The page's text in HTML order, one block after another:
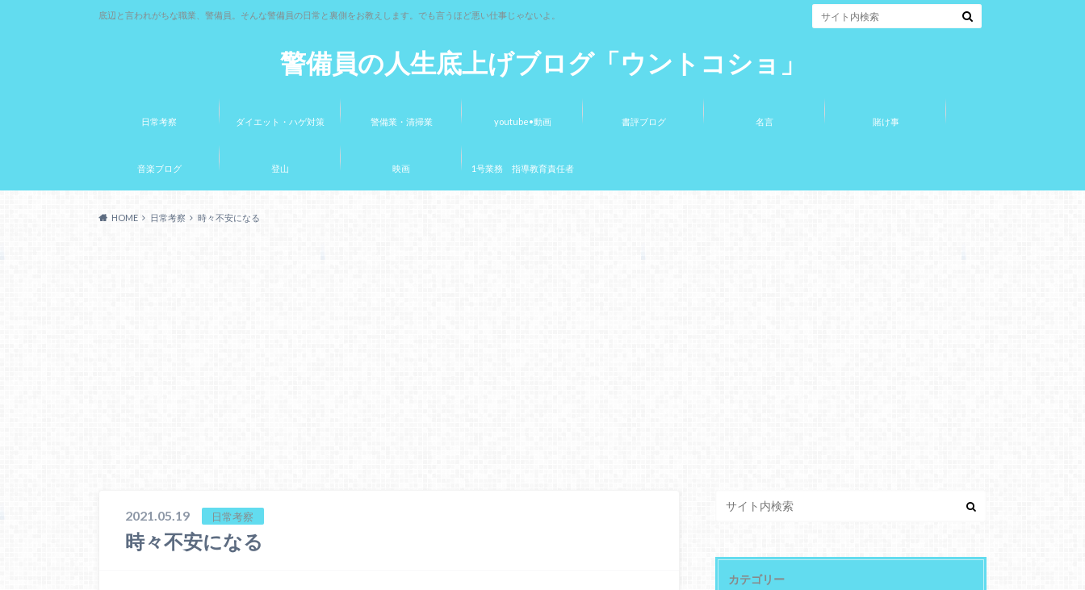
警備員の人生底上げブログ「ウントコショ」
底辺と言われがちな職業、警備員。そんな警備員の日常と裏側をお教えします。でも言うほど悪い仕事じゃないよ。
日常考察 ダイエット・ハゲ対策 警備業・清掃業 youtube•動画 書評ブログ 名言 賭け事
音楽ブログ 登山 映画 1号業務 指導教育責任者
HOME 日常考察 時々不安になる
2021.05.19 日常考察
時々不安になる
カテゴリー